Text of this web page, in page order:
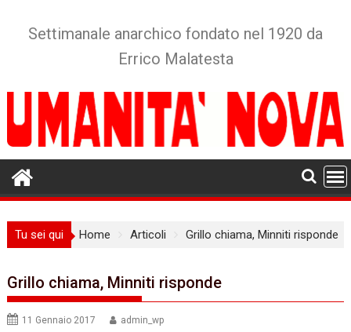
Settimanale anarchico fondato nel 1920 da
Errico Malatesta
Tu sei qui Home Articoli Grillo chiama, Minniti risponde
Grillo chiama, Minniti risponde
11 Gennaio 2017 admin_wp